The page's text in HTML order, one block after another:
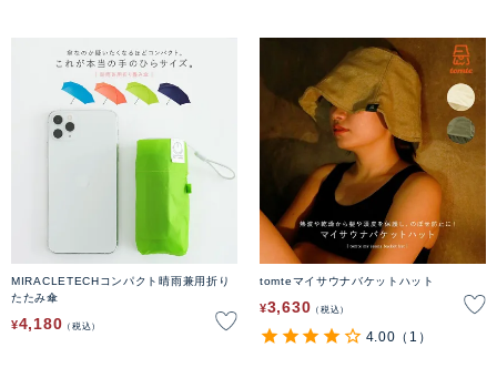
MIRACLETECHコンパクト晴雨兼用折り
たたみ傘
¥4,180 税込
tomteマイサウナバケットハット
¥3,630 税込
4.00 （1）